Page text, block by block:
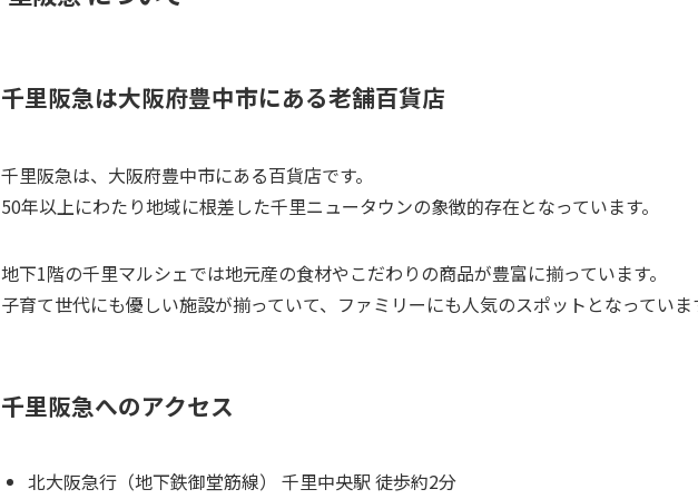
千里阪急は大阪府豊中市にある老舗百貨店
千里阪急は、大阪府豊中市にある百貨店です。
50年以上にわたり地域に根差した千里ニュータウンの象徴的存在となっています。
地下1階の千里マルシェでは地元産の食材やこだわりの商品が豊富に揃っています。
子育て世代にも優しい施設が揃っていて、ファミリーにも人気のスポットとなっていま
千里阪急へのアクセス
北大阪急行（地下鉄御堂筋線） 千里中央駅 徒歩約2分